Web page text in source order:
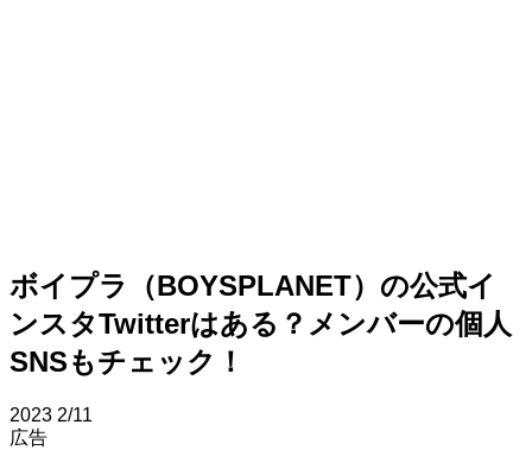
ボイプラ（BOYSPLANET）の公式イ
ンスタTwitterはある？メンバーの個人
SNSもチェック！
2023 2/11
広告